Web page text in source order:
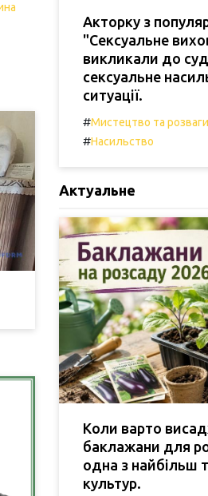
Акторку з
"Сексуальне
викликали до
сексуальне
ситуації.
#Мистецтво та розваги
#Насильство
Актуальне
Коли варто
баклажани для
одна з найбільш
культур.